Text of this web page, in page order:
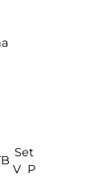
Set
V P